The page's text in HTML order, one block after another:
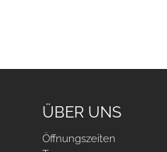
ÜBER UNS
Öffnungszeiten